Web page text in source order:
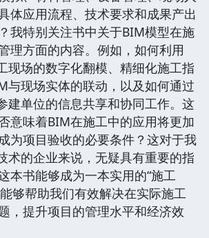
体应用流程、技术要求和成果产出
我特别关注书中关于BIM模型在施
理方面的内容。例如，如何利用
现场的数字化翻模、精细化施工指
与现场实体的联动，以及如何通过
建单位的信息共享和协同工作。这
意味着BIM在施工中的应用将更加
为项目验收的必要条件？这对于我
术的企业来说，无疑具有重要的指
本书能够成为一本实用的“施工
够帮助我们有效解决在实际施工
，提升项目的管理水平和经济效